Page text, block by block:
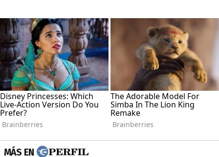
MÁS EN